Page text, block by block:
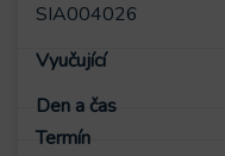
SIA004026